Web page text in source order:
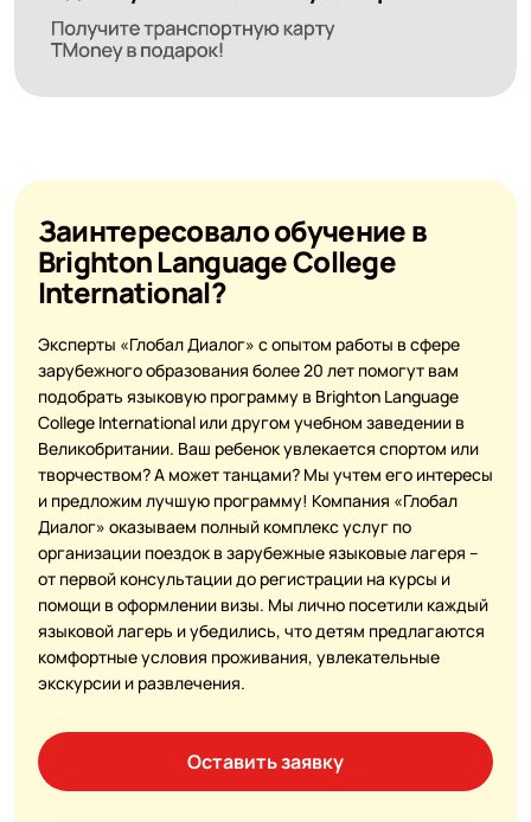
Заинтересовало обучение в
Brighton Language College
International?
Эксперты «Глобал Диалог» с опытом работы в сфере
зарубежного образования более 20 лет помогут вам
подобрать языковую программу в Brighton Language
College International или другом учебном заведении в
Великобритании. Ваш ребенок увлекается спортом или
творчеством? А может танцами? Мы учтем его интересы
и предложим лучшую программу! Компания «Глобал
Диалог» оказываем полный комплекс услуг по
организации поездок в зарубежные языковые лагеря –
от первой консультации до регистрации на курсы и
помощи в оформлении визы. Мы лично посетили каждый
языковой лагерь и убедились, что детям предлагаются
комфортные условия проживания, увлекательные
экскурсии и развлечения.
Оставить заявку